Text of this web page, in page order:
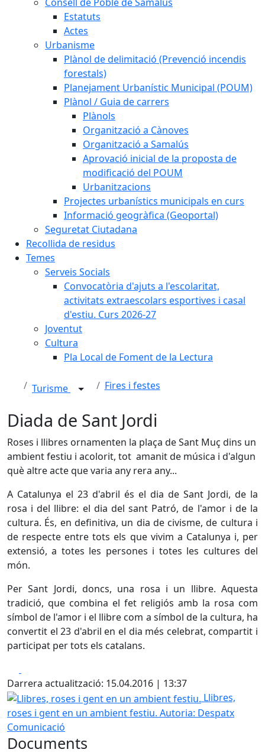
Estatuts
Actes
Urbanisme
Plànol de delimitació (Prevenció incendis
forestals)
Planejament Urbanístic Municipal (POUM)
Plànol / Guia de carrers
Plànols
Organització a Cànoves
Organització a Samalús
Aprovació inicial de la proposta de
modificació del POUM
Urbanitzacions
Projectes urbanístics municipals en curs
Informació geogràfica (Geoportal)
Seguretat Ciutadana
Recollida de residus
Temes
Serveis Socials
Convocatòria d'ajuts a l'escolaritat,
activitats extraescolars esportives i casal
d'estiu. Curs 2026-27
Joventut
Cultura
Pla Local de Foment de la Lectura
Turisme Fires i festes
Diada de Sant Jordi
Roses i llibres ornamenten la plaça de Sant Muç dins un
ambient festiu i acolorit, tot amanit de música i d'algun
què altre acte que varia any rera any...
A Catalunya el 23 d'abril és el dia de Sant Jordi, de la
rosa i del llibre: el dia del sant Patró, de l'amor i de la
cultura. És, en definitiva, un dia de civisme, de cultura i
de respecte entre tots els que vivim a Catalunya i, per
extensió, a totes les persones i totes les cultures del
món.
Per Sant Jordi, doncs, una rosa i un llibre. Aquesta
tradició, que combina el fet religiós amb la rosa com
símbol de l'amor i el llibre com a símbol de la cultura, ha
convertit el 23 d'abril en el dia més celebrat, compartit i
participat per tots els catalans.
Darrera actualització: 15.04.2016 | 13:37
Llibres, roses i gent en un ambient festiu.
Llibres,
roses i gent en un ambient festiu. Autoria: Despatx
Comunicació
Documents